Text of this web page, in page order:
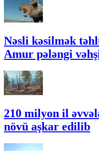
Nəsli kəsilmək
Amur pələngi
210 milyon il
növü aşkar edilib